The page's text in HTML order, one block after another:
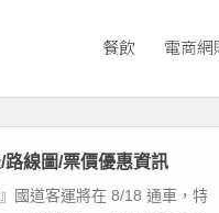
餐飲 電商網
路線圖/票價優惠資訊
國道客運將在 8/18 通車，特